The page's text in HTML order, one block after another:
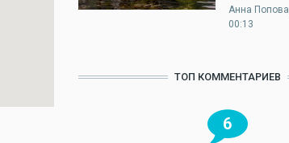
Анна Попова
00:13
ТОП КОММЕНТАРИЕВ
6